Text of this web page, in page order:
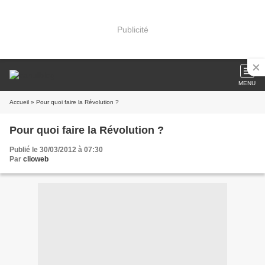
Publicité
MENU
Accueil » Pour quoi faire la Révolution ?
Pour quoi faire la Révolution ?
Publié le 30/03/2012 à 07:30
Par clioweb